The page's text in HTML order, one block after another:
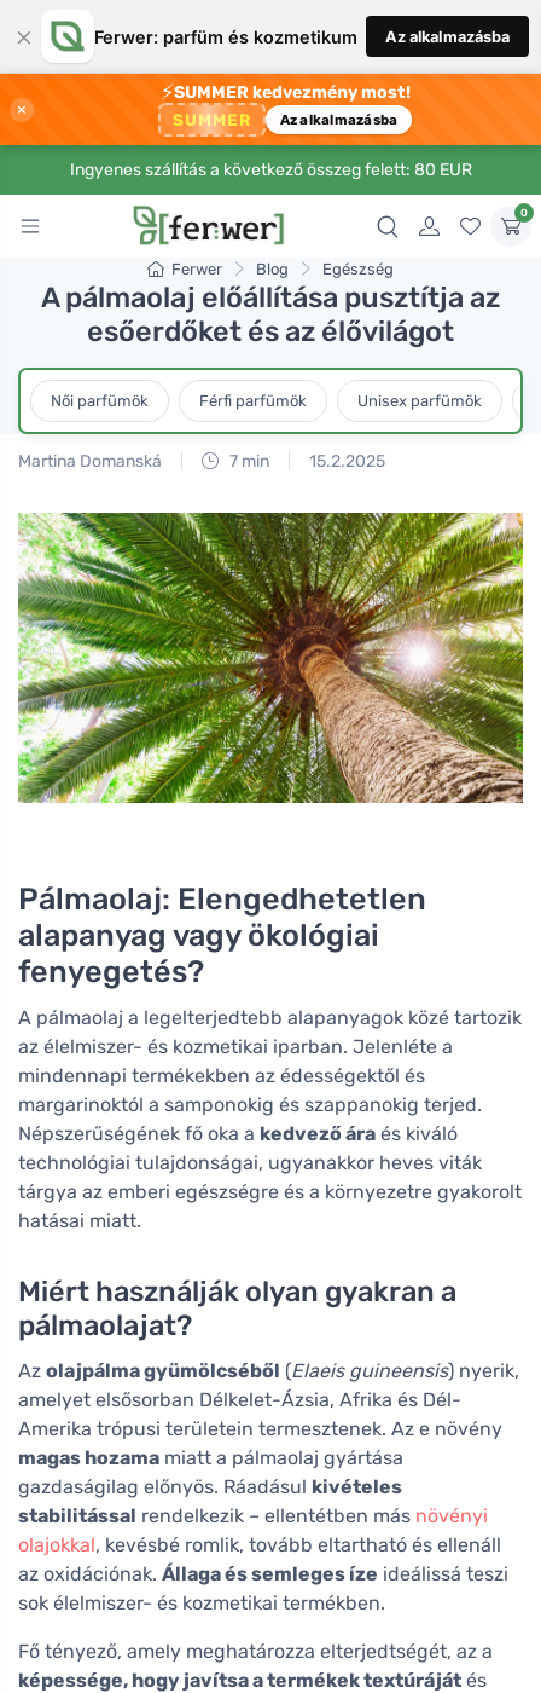
× Ferwer: parfüm és kozmetikum Az alkalmazásba
×
⚡SUMMER kedvezmény most!
SUMMER Az alkalmazásba
Ingyenes szállítás a következő összeg felett: 80 EUR
0
Ferwer Blog Egészség
A pálmaolaj előállítása pusztítja az
esőerdőket és az élővilágot
Női parfümök Férfi parfümök Unisex parfümök
Martina Domanská 7 min 15.2.2025
Pálmaolaj: Elengedhetetlen
alapanyag vagy ökológiai
fenyegetés?
A pálmaolaj a legelterjedtebb alapanyagok közé tartozik
az élelmiszer- és kozmetikai iparban. Jelenléte a
mindennapi termékekben az édességektől és
margarinoktól a samponokig és szappanokig terjed.
Népszerűségének fő oka a kedvező ára és kiváló
technológiai tulajdonságai, ugyanakkor heves viták
tárgya az emberi egészségre és a környezetre gyakorolt
hatásai miatt.
Miért használják olyan gyakran a
pálmaolajat?
Az olajpálma gyümölcséből (Elaeis guineensis) nyerik,
amelyet elsősorban Délkelet-Ázsia, Afrika és Dél-
Amerika trópusi területein termesztenek. Az e növény
magas hozama miatt a pálmaolaj gyártása
gazdaságilag előnyös. Ráadásul kivételes
stabilitással rendelkezik – ellentétben más növényi
olajokkal, kevésbé romlik, tovább eltartható és ellenáll
az oxidációnak. Állaga és semleges íze ideálissá teszi
sok élelmiszer- és kozmetikai termékben.
Fő tényező, amely meghatározza elterjedtségét, az a
képessége, hogy javítsa a termékek textúráját és